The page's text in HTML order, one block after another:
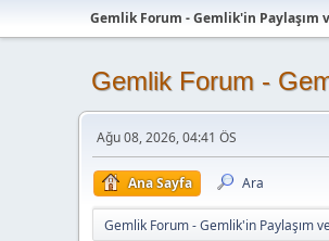
Gemlik Forum - Gemlik'in Paylaşım
Gemlik Forum -
Ağu 08, 2026, 04:41 ÖS
Ana Sayfa Ara
Gemlik Forum - Gemlik'in Paylaşım